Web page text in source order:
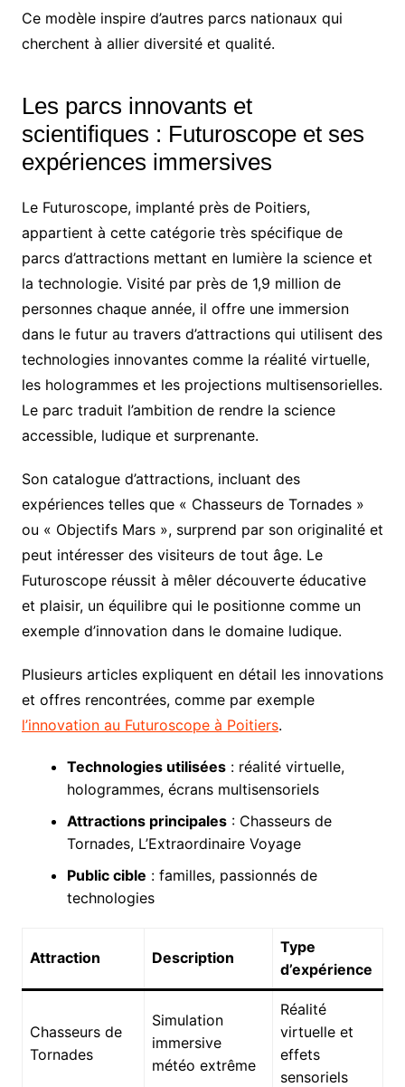
Ce modèle inspire d’autres parcs nationaux qui
cherchent à allier diversité et qualité.
Les parcs innovants et
scientifiques : Futuroscope et ses
expériences immersives
Le Futuroscope, implanté près de Poitiers,
appartient à cette catégorie très spécifique de
parcs d’attractions mettant en lumière la science et
la technologie. Visité par près de 1,9 million de
personnes chaque année, il offre une immersion
dans le futur au travers d’attractions qui utilisent des
technologies innovantes comme la réalité virtuelle,
les hologrammes et les projections multisensorielles.
Le parc traduit l’ambition de rendre la science
accessible, ludique et surprenante.
Son catalogue d’attractions, incluant des
expériences telles que « Chasseurs de Tornades »
ou « Objectifs Mars », surprend par son originalité et
peut intéresser des visiteurs de tout âge. Le
Futuroscope réussit à mêler découverte éducative
et plaisir, un équilibre qui le positionne comme un
exemple d’innovation dans le domaine ludique.
Plusieurs articles expliquent en détail les innovations
et offres rencontrées, comme par exemple
l’innovation au Futuroscope à Poitiers.
Technologies utilisées: réalité virtuelle,
hologrammes, écrans multisensoriels
Attractions principales: Chasseurs de
Tornades, L’Extraordinaire Voyage
Public cible : familles, passionnés de
technologies
Attraction Description
Type
d’expérience
Chasseurs de
Tornades
Simulation
immersive
météo extrême
Réalité
virtuelle et
effets
sensoriels